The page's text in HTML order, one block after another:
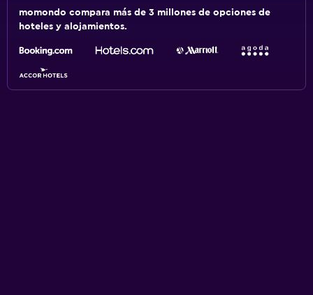
momondo compara más de 3 millones de opciones de
hoteles y alojamientos.